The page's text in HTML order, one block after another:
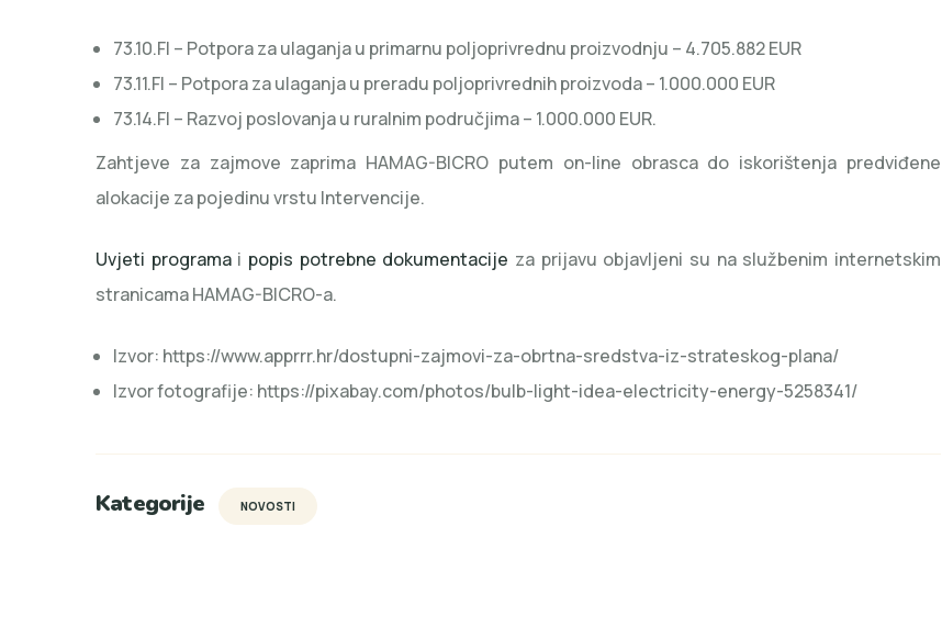
73.10.FI – Potpora za ulaganja u primarnu poljoprivrednu proizvodnju – 4.705.882 EUR
73.11.FI – Potpora za ulaganja u preradu poljoprivrednih proizvoda – 1.000.000 EUR
73.14.FI – Razvoj poslovanja u ruralnim područjima – 1.000.000 EUR.
Zahtjeve za zajmove zaprima HAMAG-BICRO putem on-line obrasca do iskorištenja predviđene
alokacije za pojedinu vrstu Intervencije.
Uvjeti programai popis potrebne dokumentacije za prijavu objavljeni su na službenim internetskim
stranicama HAMAG-BICRO-a.
Izvor: https://www.apprrr.hr/dostupni-zajmovi-za-obrtna-sredstva-iz-strateskog-plana/
Izvor fotografije: https://pixabay.com/photos/bulb-light-idea-electricity-energy-5258341/
Kategorije NOVOSTI